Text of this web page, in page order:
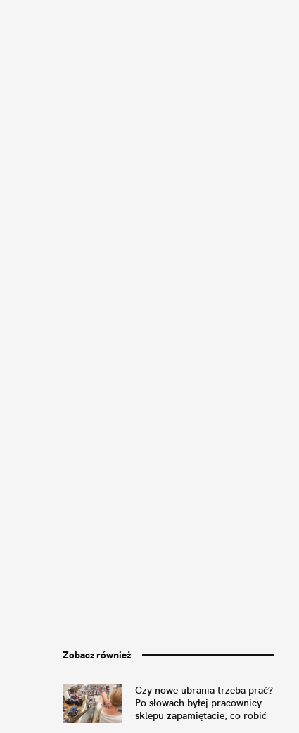
Zobacz również
Czy nowe ubrania trzeba prać?
Po słowach byłej pracownicy
sklepu zapamiętacie, co robić